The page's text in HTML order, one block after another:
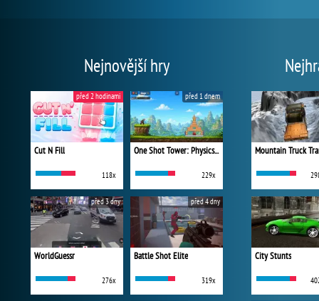
Nejnovější hry
Cut N Fill
118x
před 2 hodinami
One Shot Tower: Physics Destroyer
229x
před 1 dnem
WorldGuessr
276x
před 3 dny
Battle Shot Elite
319x
před 4 dny
Mountain Truck
City Stunts